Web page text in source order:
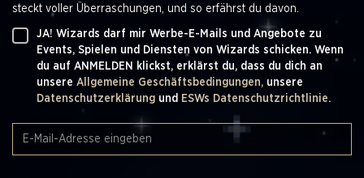
steckt voller Überraschungen, und so erfährst du davon.
JA! Wizards darf mir Werbe-E-Mails und Angebote zu
Events, Spielen und Diensten von Wizards schicken. Wenn
du auf ANMELDEN klickst, erklärst du, dass du dich an
unsere Allgemeine Geschäftsbedingungen, unsere
Datenschutzerklärung und ESWs Datenschutzrichtlinie.